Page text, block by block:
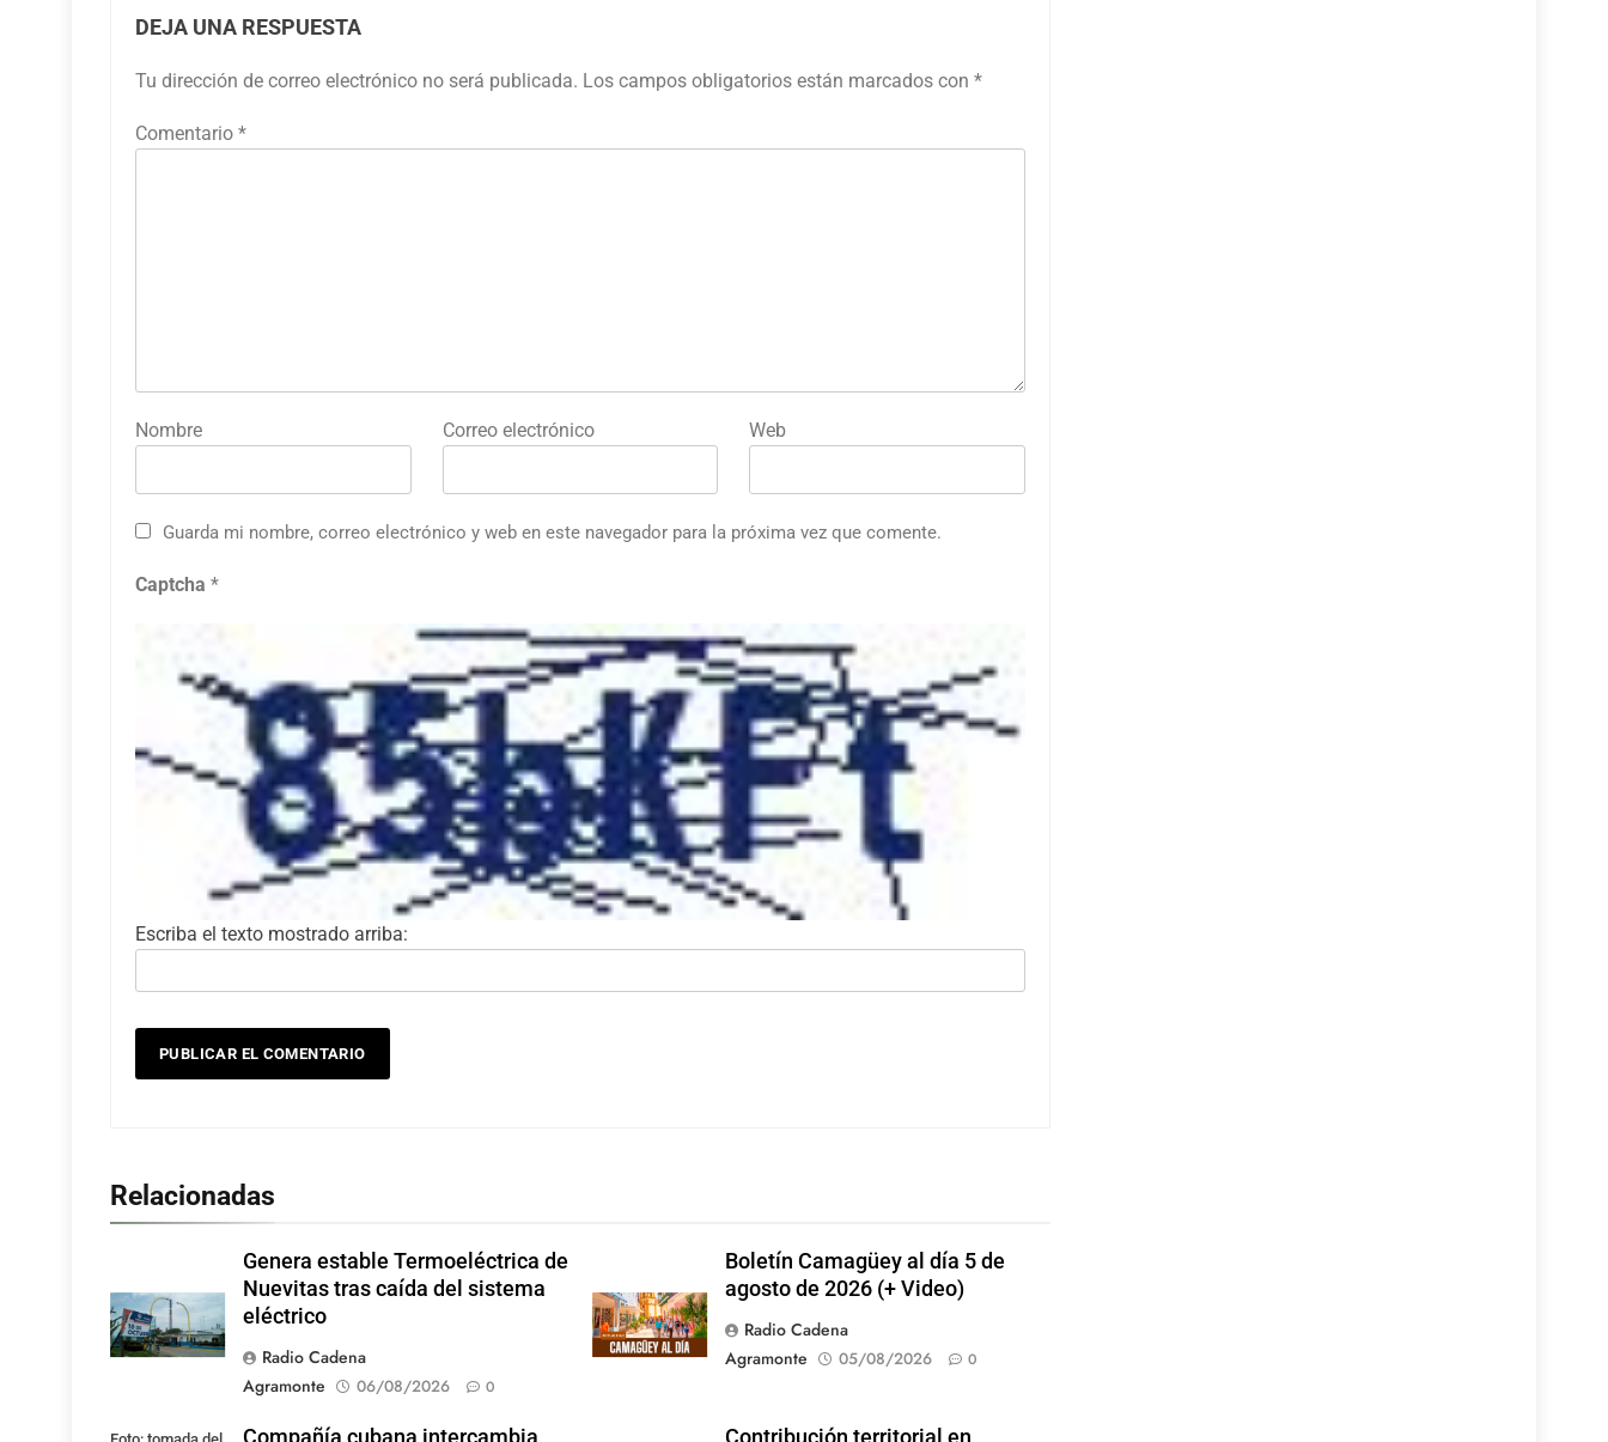
DEJA UNA RESPUESTA
Tu dirección de correo electrónico no será publicada. Los campos obligatorios están marcados con *
Comentario *
Nombre Correo electrónico Web
Guarda mi nombre, correo electrónico y web en este navegador para la próxima vez que comente.
Captcha *
Escriba el texto mostrado arriba:
Relacionadas
Genera estable Termoeléctrica de
Nuevitas tras caída del sistema
eléctrico
Radio Cadena
Agramonte
06/08/2026 0
Boletín Camagüey al día 5 de
agosto de 2026 (+ Video)
Radio Cadena
Agramonte
05/08/2026 0